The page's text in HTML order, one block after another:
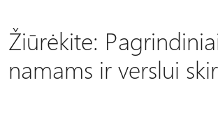
Žiūrėkite:
namams ir verslui